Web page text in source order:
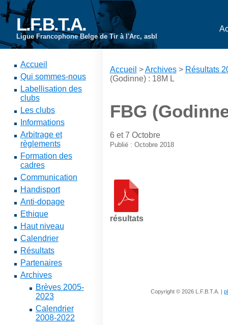
L.F.B.T.A.
Ligue Francophone Belge de Tir à l'Arc, asbl
Accueil
Qui sommes-nous
Labellisation des
clubs
Les clubs
Informations
Arbitrage et
règlements
Formation des
cadres
Communication
Handisport
Anti-dopage
Ethique
Haut niveau
Calendrier
Résultats
Partenaires
Archives
Brèves 2005-
2023
Calendrier
2008-2022
Accueil >Archives> Résultats
(Godinne) : 18M L
FBG
6 et 7 Octobre
Publié : Octobre 2018
résultats
Copyright © 2026 L.F.B.T.A. |